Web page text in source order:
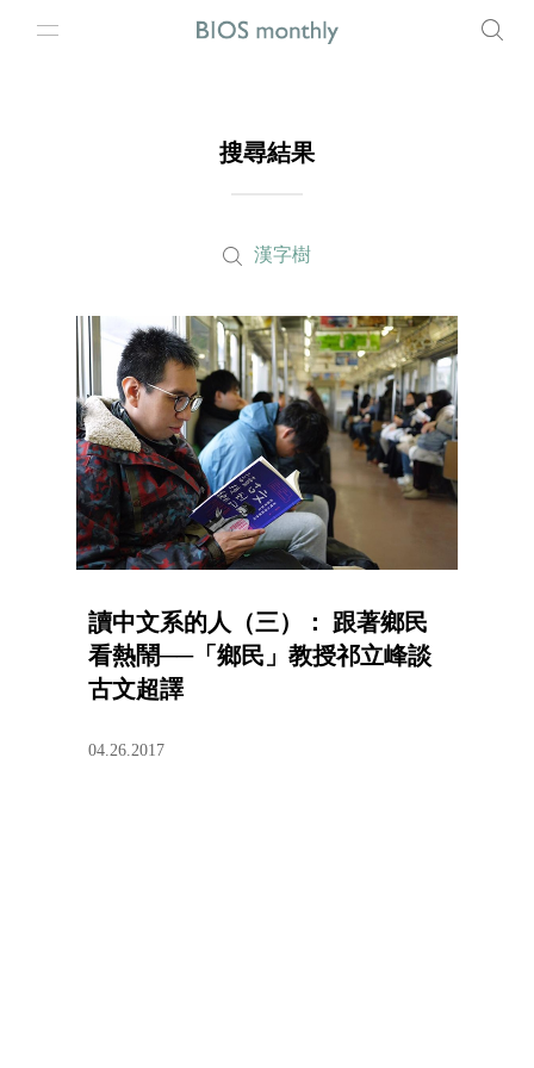
搜尋結果
漢字樹
讀中文系的人（三）： 跟著鄉民
看熱鬧──「鄉民」教授祁立峰談
古文超譯
04.26.2017